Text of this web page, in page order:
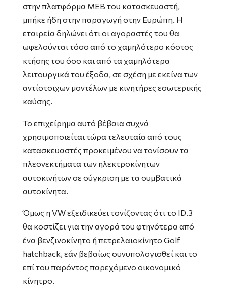
στην πλατφόρμα MEB του κατασκευαστή,
μπήκε ήδη στην παραγωγή στην Ευρώπη. Η
εταιρεία δηλώνει ότι οι αγοραστές του θα
ωφελούνται τόσο από το χαμηλότερο κόστος
κτήσης του όσο και από τα χαμηλότερα
λειτουργικά του έξοδα, σε σχέση με εκείνα των
αντίστοιχων μοντέλων με κινητήρες εσωτερικής
καύσης.
Το επιχείρημα αυτό βέβαια συχνά
χρησιμοποιείται τώρα τελευταία από τους
κατασκευαστές προκειμένου να τονίσουν τα
πλεονεκτήματα των ηλεκτροκίνητων
αυτοκινήτων σε σύγκριση με τα συμβατικά
αυτοκίνητα.
Όμως η VW εξειδικεύει τονίζοντας ότι το ID.3
θα κοστίζει για την αγορά του φτηνότερα από
ένα βενζινοκίνητο ή πετρελαιοκίνητο Golf
hatchback, εάν βεβαίως συνυπολογισθεί και το
επί του παρόντος παρεχόμενο οικονομικό
κίνητρο.